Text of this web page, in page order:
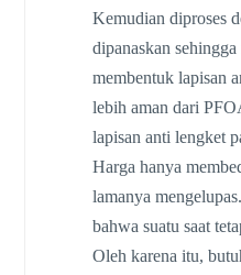
Kemudian diproses
dipanaskan
membentuk lapisan
lebih aman dari
lapisan anti lengket
Harga hanya
lamanya
bahwa suatu saat
Oleh karena itu,